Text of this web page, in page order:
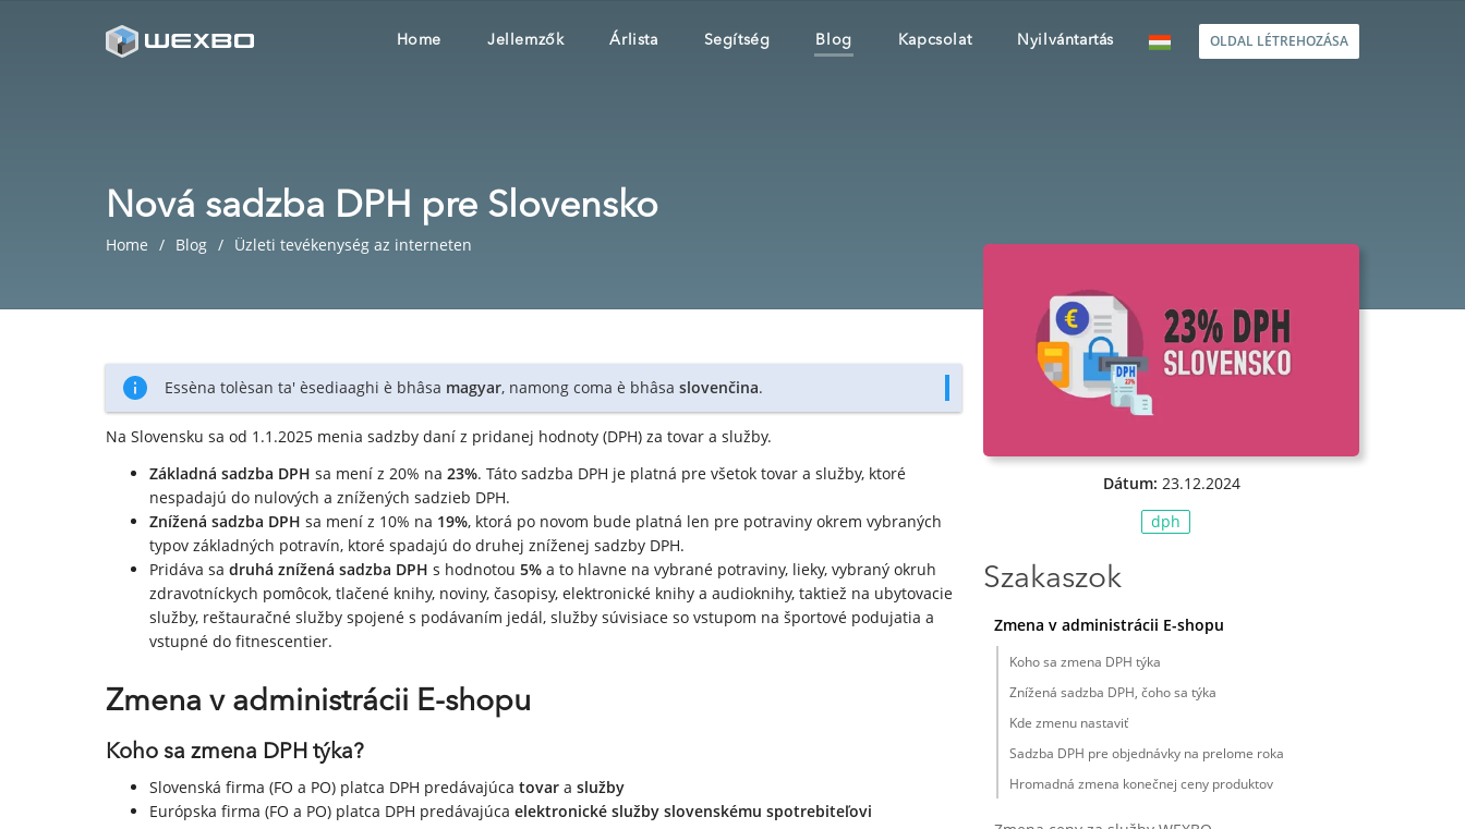
Home Jellemzők Árlista Segítség Blog Kapcsolat Nyilvántartás OLDAL LÉTREHOZÁSA
Nová sadzba DPH pre Slovensko
Home Blog Üzleti tevékenység az interneten
Essèna tolèsan ta' èsediaaghi è bhâsa magyar, namong coma è bhâsa slovenčina.
Na Slovensku sa od 1.1.2025 menia sadzby daní z pridanej hodnoty (DPH) za tovar a služby.
Základná sadzba DPH sa mení z 20% na 23%. Táto sadzba DPH je platná pre všetok tovar a služby, ktoré
nespadajú do nulových a znížených sadzieb DPH.
Znížená sadzba DPH sa mení z 10% na 19%, ktorá po novom bude platná len pre potraviny okrem vybraných
typov základných potravín, ktoré spadajú do druhej zníženej sadzby DPH.
Pridáva sa druhá znížená sadzba DPH s hodnotou 5% a to hlavne na vybrané potraviny, lieky, vybraný okruh
zdravotníckych pomôcok, tlačené knihy, noviny, časopisy, elektronické knihy a audioknihy, taktiež na ubytovacie
služby, reštauračné služby spojené s podávaním jedál, služby súvisiace so vstupom na športové podujatia a
vstupné do fitnescentier.
Zmena v administrácii E-shopu
Koho sa zmena DPH týka?
Slovenská firma (FO a PO) platca DPH predávajúca tovar a služby
Európska firma (FO a PO) platca DPH predávajúca elektronické služby slovenskému spotrebiteľovi
Dátum: 23.12.2024
dph
Szakaszok
Zmena v administrácii E-shopu
Koho sa zmena DPH týka
Znížená sadzba DPH, čoho sa týka
Kde zmenu nastaviť
Sadzba DPH pre objednávky na prelome roka
Hromadná zmena konečnej ceny produktov